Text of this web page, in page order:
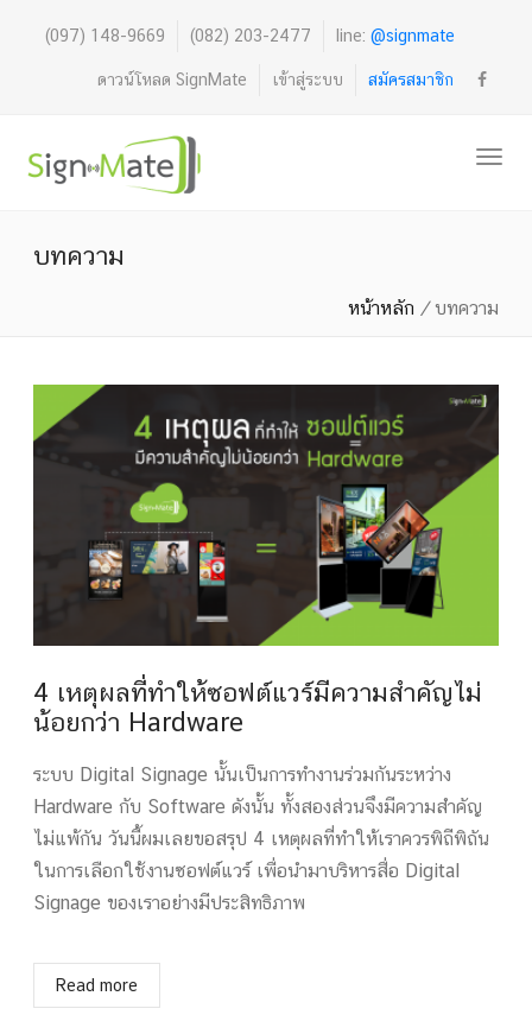
(097) 148-9669 (082) 203-2477 line:@signmate
ดาวน์โหลด SignMate เข้าสู่ระบบ สมัครสมาชิก
บทความ
หน้าหลัก /บทความ
4 เหตุผลที่ทำให้ซอฟต์แวร์มีความสำคัญไม่
น้อยกว่า Hardware
ระบบ Digital Signage นั้นเป็นการทำงานร่วมกันระหว่าง
Hardware กับ Software ดังนั้น ทั้งสองส่วนจึงมีความสำคัญ
ไม่แพ้กัน วันนี้ผมเลยขอสรุป 4 เหตุผลที่ทำให้เราควรพิถีพิถัน
ในการเลือกใช้งานซอฟต์แวร์ เพื่อนำมาบริหารสื่อ Digital
Signage ของเราอย่างมีประสิทธิภาพ
Read more